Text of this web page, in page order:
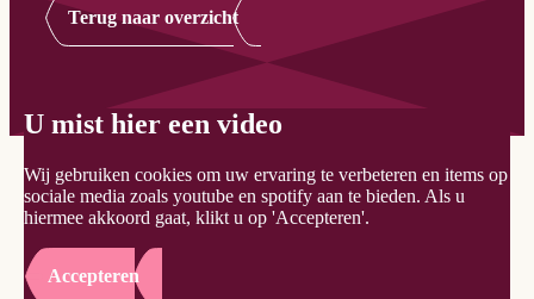
Terug naar overzicht
U mist hier een video
Wij gebruiken cookies om uw ervaring te verbeteren en items op
sociale media zoals youtube en spotify aan te bieden. Als u
hiermee akkoord gaat, klikt u op 'Accepteren'.
Accepteren